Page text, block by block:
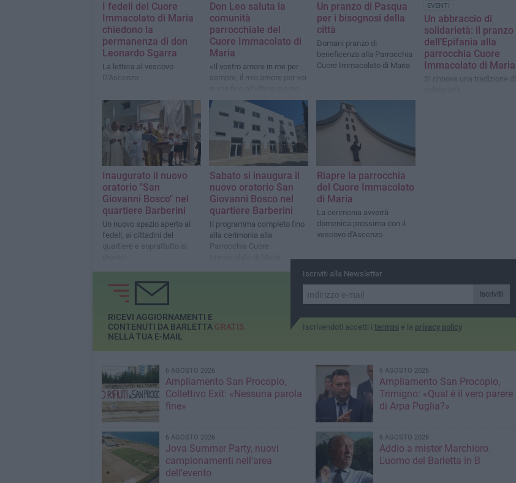
I fedeli del Cuore
Immacolato di Maria
chiedono la
permanenza di don
Leonardo Sgarra
La lettera al vescovo
D'Ascenzo
Don Leo saluta la
comunità
parrocchiale del
Cuore Immacolato di
Maria
«Il vostro amore in me per
sempre, il mio amore per voi
della mia vita»
Un pranzo di Pasqua
per i bisognosi della
città
Domani pranzo di
beneficenza alla Parrocchia
Cuore Immacolato di Maria
EVENTI
Un abbraccio di
solidarietà: il pranzo
dell’Epifania alla
parrocchia Cuore
Immacolato di Maria
Si rinnova una tradizione di
Inaugurato il nuovo
oratorio "San
Giovanni Bosco" nel
quartiere Barberini
Un nuovo spazio aperto ai
fedeli, ai cittadini del
quartiere e soprattutto ai
Sabato si inaugura il
nuovo oratorio San
Giovanni Bosco nel
quartiere Barberini
Il programma completo fino
alla cerimonia alla
Parrocchia Cuore
Riapre la parrocchia
del Cuore Immacolato
di Maria
La cerimonia avverrà
domenica prossima con il
vescovo d'Ascenzo
Iscriviti alla Newsletter
Iscriviti
Iscrivendoti accetti i termini e la privacy policy
RICEVI AGGIORNAMENTI E
CONTENUTI DA BARLETTA GRATIS
NELLA TUA E-MAIL
6 AGOSTO 2026
Ampliamento San Procopio,
Collettivo Exit: «Nessuna parola
fine»
6 AGOSTO 2026
Ampliamento San Procopio,
Trimigno: «Qual è il vero parere
di Arpa Puglia?»
6 AGOSTO 2026
Jova Summer Party, nuovi
campionamenti nell'area
dell'evento
6 AGOSTO 2026
Addio a mister Marchioro.
L'uomo del Barletta in B